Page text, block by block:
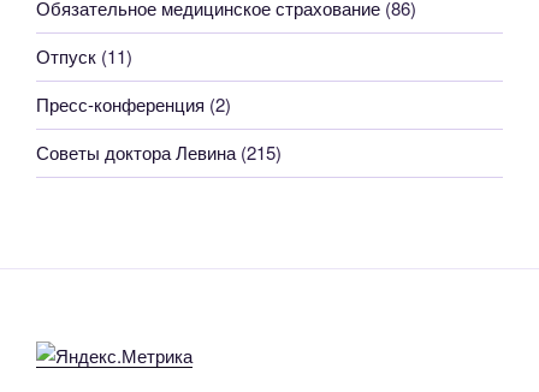
Обязательное медицинское страхование (86)
Отпуск (11)
Пресс-конференция (2)
Советы доктора Левина(215)